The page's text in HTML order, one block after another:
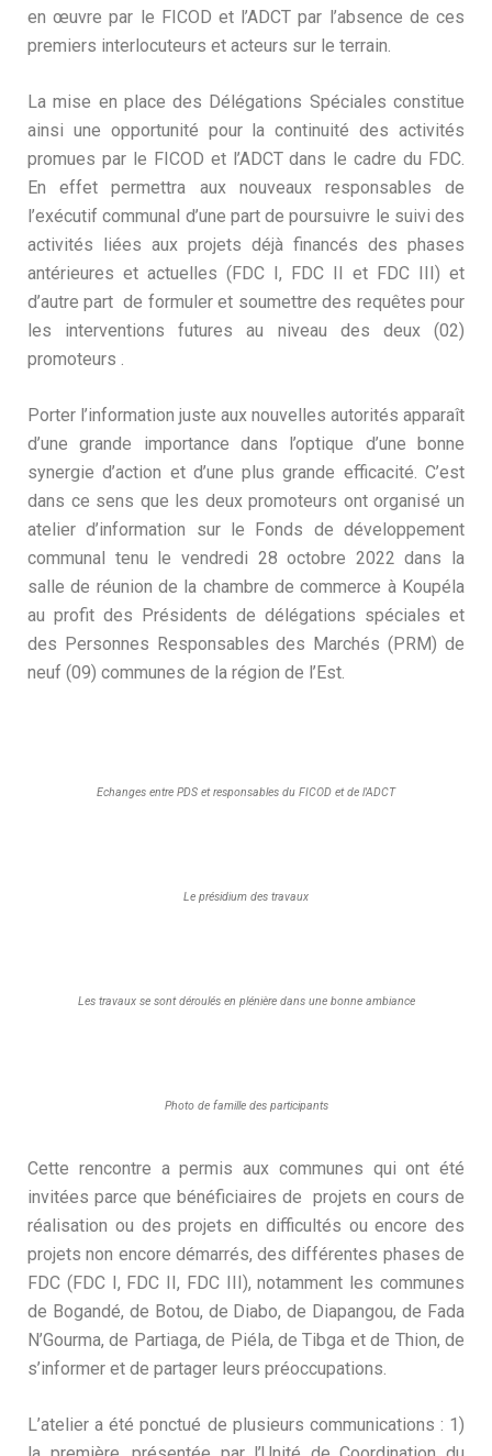
en œuvre par le FICOD et l’ADCT par l’absence de ces
premiers interlocuteurs et acteurs sur le terrain.
La mise en place des Délégations Spéciales constitue
ainsi une opportunité pour la continuité des activités
promues par le FICOD et l’ADCT dans le cadre du FDC.
En effet permettra aux nouveaux responsables de
l’exécutif communal d’une part de poursuivre le suivi des
activités liées aux projets déjà financés des phases
antérieures et actuelles (FDC I, FDC II et FDC III) et
d’autre part de formuler et soumettre des requêtes pour
les interventions futures au niveau des deux (02)
promoteurs .
Porter l’information juste aux nouvelles autorités apparaît
d’une grande importance dans l’optique d’une bonne
synergie d’action et d’une plus grande efficacité. C’est
dans ce sens que les deux promoteurs ont organisé un
atelier d’information sur le Fonds de développement
communal tenu le vendredi 28 octobre 2022 dans la
salle de réunion de la chambre de commerce à Koupéla
au profit des Présidents de délégations spéciales et
des Personnes Responsables des Marchés (PRM) de
neuf (09) communes de la région de l’Est.
Echanges entre PDS et responsables du FICOD et de l'ADCT
Le présidium des travaux
Les travaux se sont déroulés en plénière dans une bonne ambiance
Photo de famille des participants
Cette rencontre a permis aux communes qui ont été
invitées parce que bénéficiaires de projets en cours de
réalisation ou des projets en difficultés ou encore des
projets non encore démarrés, des différentes phases de
FDC (FDC I, FDC II, FDC III), notamment les communes
de Bogandé, de Botou, de Diabo, de Diapangou, de Fada
N’Gourma, de Partiaga, de Piéla, de Tibga et de Thion, de
s’informer et de partager leurs préoccupations.
L’atelier a été ponctué de plusieurs communications : 1)